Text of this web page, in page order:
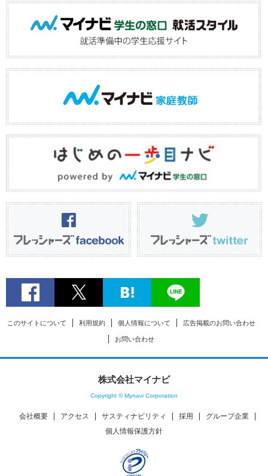
このサイトについて 利用規約 個人情報について 広告掲載のお問い合わせ
お問い合わせ
株式会社マイナビ
Copyright © Mynavi Corporation
会社概要 アクセス サスティナビリティ 採用
グループ企業
個人情報保護方針